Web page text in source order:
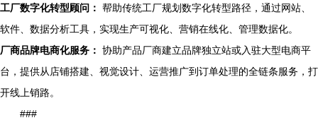
工厂数字化转型顾问： 帮助传统工厂规划数字化转型路径，通过网站、
软件、数据分析工具，实现生产可视化、营销在线化、管理数据化。
厂商品牌电商化服务： 协助产品厂商建立品牌独立站或入驻大型电商平
台，提供从店铺搭建、视觉设计、运营推广到订单处理的全链条服务，打
开线上销路。
###